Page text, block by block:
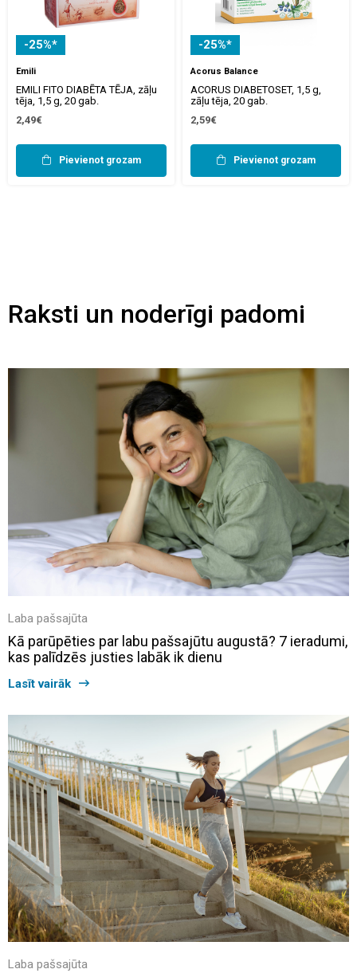
-25%*
Emili
EMILI FITO DIABĒTA TĒJA, zāļu
tēja, 1,5 g, 20 gab.
2,49€
Pievienot grozam
-25%*
Acorus Balance
ACORUS DIABETOSET, 1,5 g,
zāļu tēja, 20 gab.
2,59€
Pievienot grozam
Raksti un noderīgi padomi
Laba pašsajūta
Kā parūpēties par labu pašsajūtu augustā? 7 ieradumi,
kas palīdzēs justies labāk ik dienu
Lasīt vairāk
Laba pašsajūta